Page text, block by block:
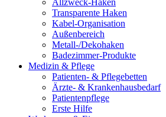
Allzweck-Haken
Transparente Haken
Kabel-Organisation
Außenbereich
Metall-/Dekohaken
Badezimmer-Produkte
Medizin & Pflege
Patienten- & Pflegebetten
Ärzte- & Krankenhausbedarf
Patientenpflege
Erste Hilfe